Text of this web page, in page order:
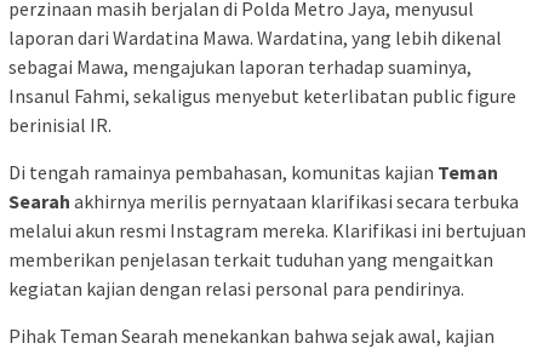
perzinaan masih berjalan di Polda Metro Jaya, menyusul
laporan dari Wardatina Mawa. Wardatina, yang lebih dikenal
sebagai Mawa, mengajukan laporan terhadap suaminya,
Insanul Fahmi, sekaligus menyebut keterlibatan public figure
berinisial IR.
Di tengah ramainya pembahasan, komunitas kajian Teman
Searah akhirnya merilis pernyataan klarifikasi secara terbuka
melalui akun resmi Instagram mereka. Klarifikasi ini bertujuan
memberikan penjelasan terkait tuduhan yang mengaitkan
kegiatan kajian dengan relasi personal para pendirinya.
Pihak Teman Searah menekankan bahwa sejak awal, kajian